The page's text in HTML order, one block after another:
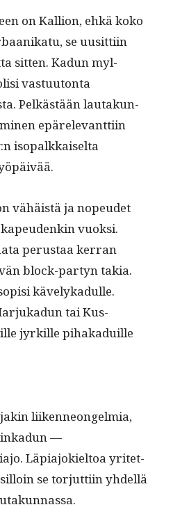
on Kallion, ehkä koko
se uusit­ti­in
sit­ten. Kadun myl­
vas­tu­u­ton­ta
Pelkästään lau­takun­
epärel­e­vant­ti­in
isopalkkaiselta
vähäistä ja nopeudet
vuok­si.
perus­taa ker­ran
block-par­tyn takia.
käve­lykadulle.
tai Kus­
jyrkille pihakaduille
liiken­neon­gelmia,
—
Läpi­a­jok­iel­toa yritet­
se tor­jut­ti­in yhdel­lä